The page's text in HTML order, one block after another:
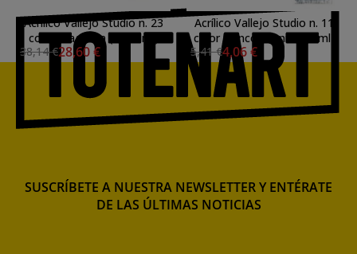
Acrílico Vallejo Studio n. 23
color magenta (1000 ml)
38,14 €28,60 €
Acrílico Vallejo Studio n. 11
color blanco titanio (58 ml)
5,41 €4,06 €
SUSCRÍBETE A NUESTRA NEWSLETTER Y ENTÉRATE
DE LAS ÚLTIMAS NOTICIAS